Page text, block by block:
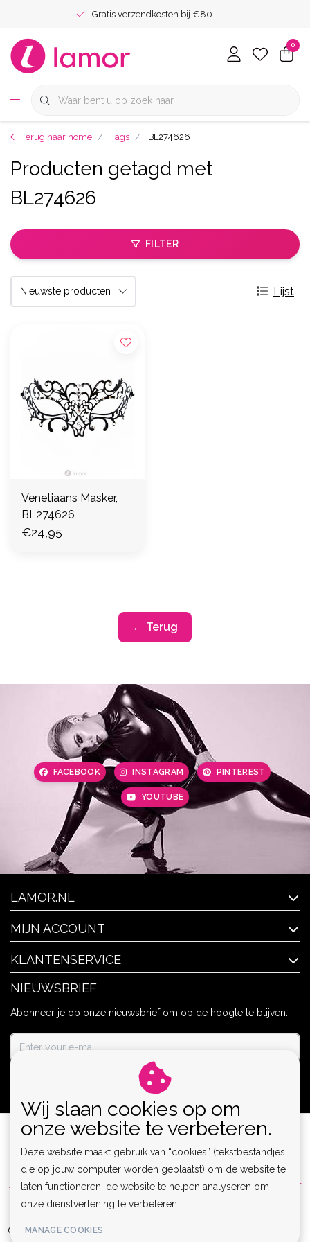
Gratis verzendkosten bij €80.-
0
Terug naar home Tags BL274626
Producten getagd met
BL274626
FILTER
Lijst
Venetiaans Masker,
BL274626
€24,95
← Terug
FACEBOOK INSTAGRAM PINTEREST
YOUTUBE
LAMOR.NL
MIJN ACCOUNT
KLANTENSERVICE
NIEUWSBRIEF
Abonneer je op onze nieuwsbrief om op de hoogte te blijven.
Algemene voorwaarden | Privacy Policy | Sitemap |
Disclaimer
RSS Feed
© Copyright 2026 - Lamor | Clubwear, Lingerie & Kinky Fashion XS-6XL |
Wij slaan cookies op om
onze website te verbeteren.
Deze website maakt gebruik van “cookies” (tekstbestandjes
die op jouw computer worden geplaatst) om de website te
laten functioneren, de website te helpen analyseren om
onze dienstverlening te verbeteren.
MANAGE COOKIES